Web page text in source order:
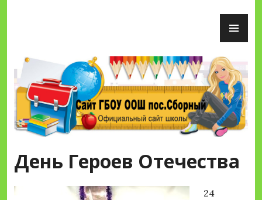
Сайт ГБОУ ООШ пос.Сборный
День Героев Отечества
24